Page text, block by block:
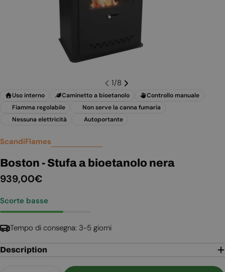
1/8
Uso interno Caminetto a bioetanolo
Controllo manuale
Fiamma regolabile
Non serve la canna fumaria
Nessuna elettricità
Autoportante
ScandiFlames
Boston - Stufa a bioetanolo nera
Prezzo
939,00€
Scorte basse
Tempo di consegna: 3-5 giorni
Description